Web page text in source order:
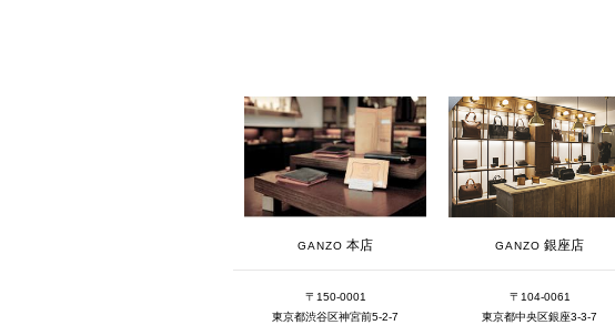
GANZO 本店
〒150-0001
東京都渋谷区神宮前5-2-7
GANZO 銀座店
〒104-0061
東京都中央区銀座3-3-7